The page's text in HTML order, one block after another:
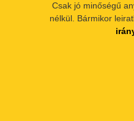
Csak jó minőségű
nélkül. Bármikor